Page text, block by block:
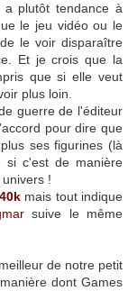
a plutôt tendance à
le jeu vidéo ou le
le voir disparaître
Et je crois que la
que si elle veut
plus loin.
guerre de l'éditeur
pour dire que
ses figurines (là
si c'est de manière
!
mais tout indique
suive le même
de notre petit
dont Games